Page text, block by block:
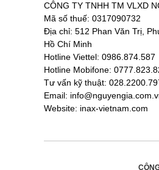
CÔNG TY TNHH TM VLXD
Mã số thuế: 0317090732
Địa chỉ: 512 Phan Văn Trị,
Hồ Chí Minh
Hotline Viettel: 0986.874.587
Hotline Mobifone:
Tư vấn kỹ thuật:
Email:
Website: inax-vietnam.com